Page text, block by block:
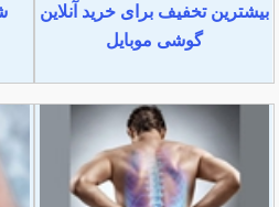
بیشترین تخفیف برای خرید آنلاین
گوشی موبایل